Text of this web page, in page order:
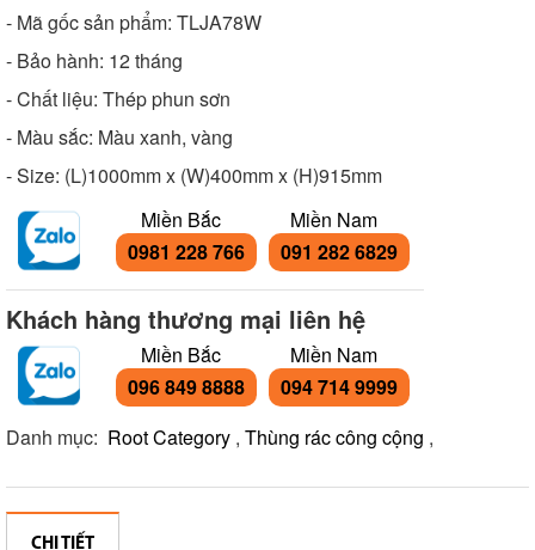
- Mã gốc sản phẩm: TLJA78W
- Bảo hành: 12 tháng
- Chất liệu: Thép phun sơn
- Màu sắc: Màu xanh, vàng
- Size: (L)1000mm x (W)400mm x (H)915mm
Miền Bắc
0981 228 766
Miền Nam
091 282 6829
Khách hàng thương mại liên hệ
Miền Bắc
096 849 8888
Miền Nam
094 714 9999
Danh mục: Root Category , Thùng rác công cộng ,
CHI TIẾT